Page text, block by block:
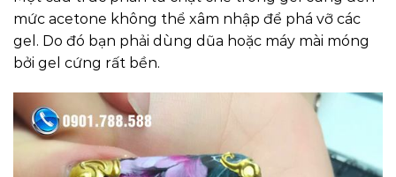
mức acetone không thể xâm nhập để phá vỡ các
gel. Do đó bạn phải dùng dũa hoặc máy mài móng
bởi gel cứng rất bền.